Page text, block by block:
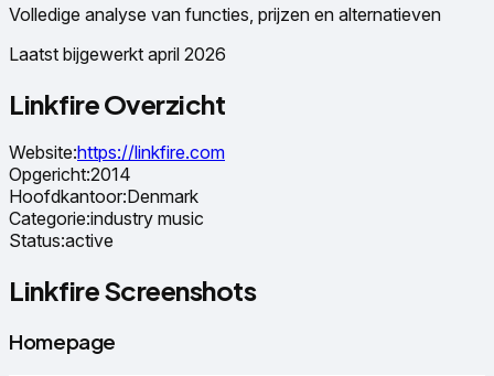
Volledige analyse van functies, prijzen en alternatieven
Laatst bijgewerkt april 2026
Linkfire Overzicht
Website:https://linkfire.com
Opgericht:2014
Hoofdkantoor:Denmark
Categorie:industry music
Status:active
Linkfire Screenshots
Homepage